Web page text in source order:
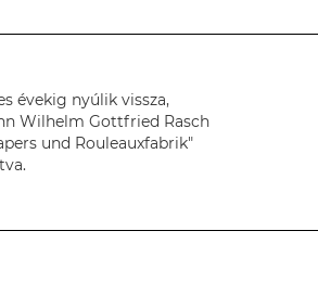
évekig nyúlik vissza,
Wilhelm Gottfried Rasch
und Rouleauxfabrik"